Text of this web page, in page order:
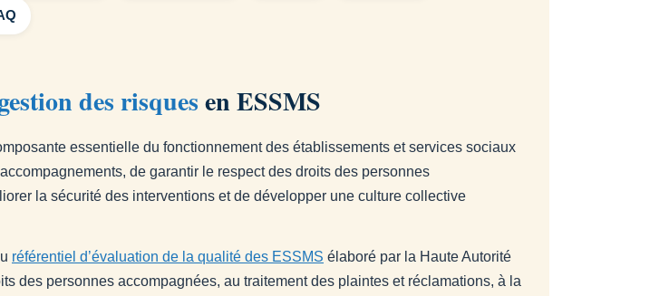
des risquesen ESSMS
essentielle du fonctionnement des établissements et services sociaux
de garantir le respect des droits des personnes
la sécurité des interventions et de développer une culture collective
référentiel d’évaluation de la qualité des ESSMS élaboré par la Haute Autorité
des personnes accompagnées, au traitement des plaintes et réclamations, à la